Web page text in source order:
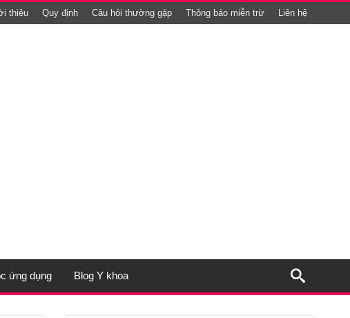
thiệu Quy định Câu hỏi thường gặp Thông báo miễn trừ Liên hệ
ứng dụng Blog Y khoa